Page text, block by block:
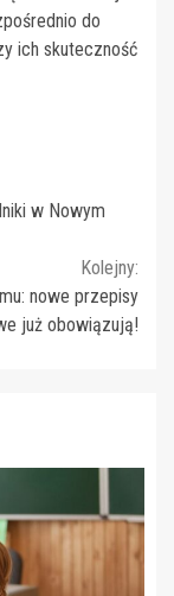
do
ich skuteczność
w Nowym
Kolejny:
nowe przepisy
już obowiązują!